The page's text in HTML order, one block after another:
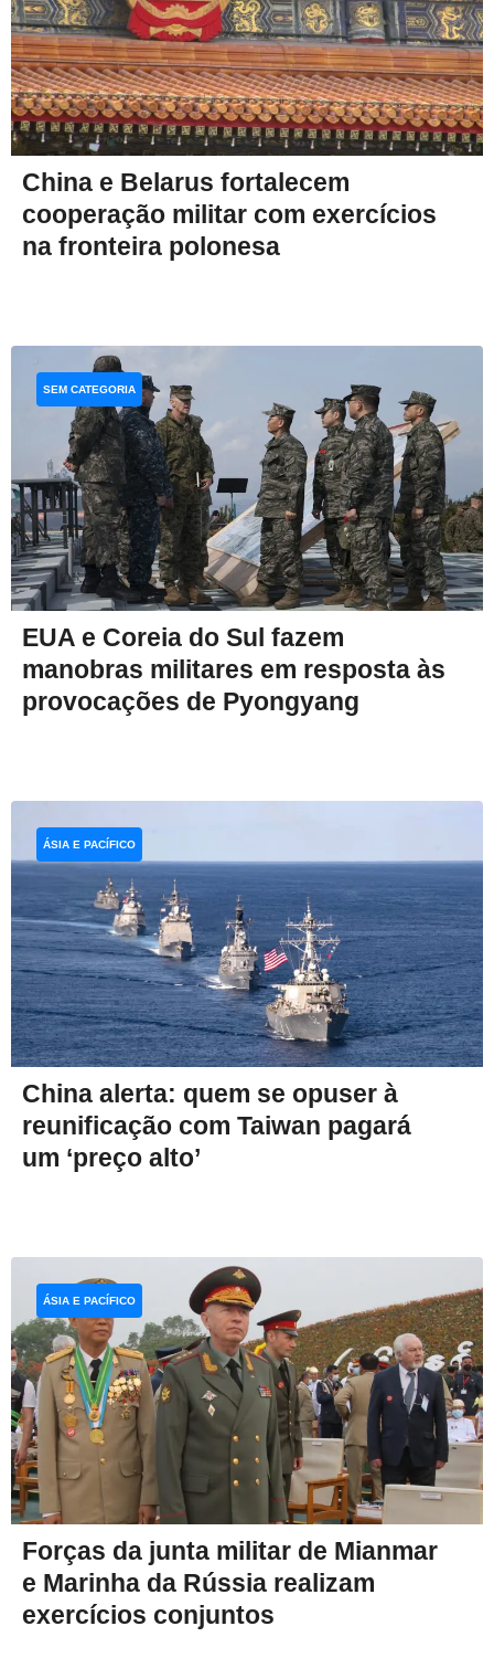
China e Belarus fortalecem
cooperação militar com exercícios
na fronteira polonesa
EUA e Coreia do Sul fazem
manobras militares em resposta às
provocações de Pyongyang
SEM CATEGORIA
China alerta: quem se opuser à
reunificação com Taiwan pagará
um ‘preço alto’
ÁSIA E PACÍFICO
Forças da junta militar de Mianmar
e Marinha da Rússia realizam
exercícios conjuntos
ÁSIA E PACÍFICO